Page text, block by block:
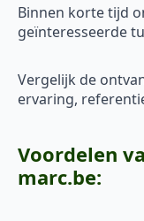
Binnen korte tijd
geïnteresseerde
Vergelijk de
ervaring,
Voordelen
marc.be: